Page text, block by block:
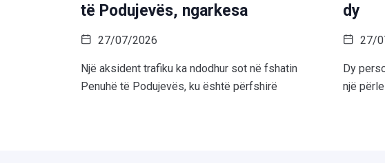
të Podujevës, ngarkesa
27/07/2026
Një aksident trafiku ka ndodhur sot në fshatin
Penuhë të Podujevës, ku është përfshirë
dy
27/
Dy
një